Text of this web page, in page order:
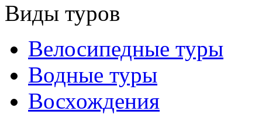
Виды туров
Велосипедные туры
Водные туры
Восхождения